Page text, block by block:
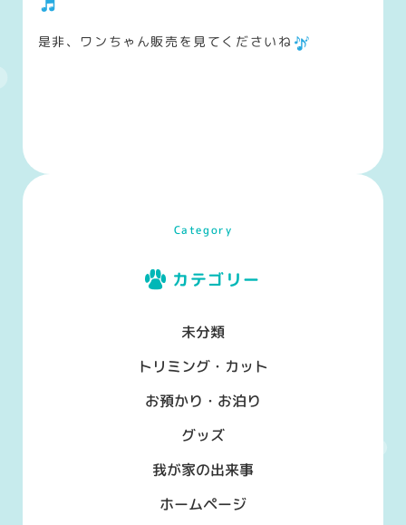
是非、ワンちゃん販売を見てくださいね
Category
カテゴリー
未分類
トリミング・カット
お預かり・お泊り
グッズ
我が家の出来事
ホームページ